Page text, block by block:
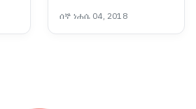
ሰኞ ነሐሴ 04, 2018